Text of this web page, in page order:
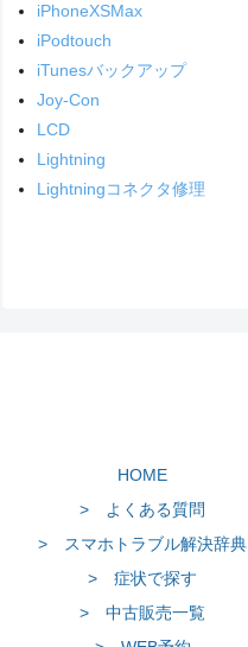
iPhoneXSMax
iPodtouch
iTunesバックアップ
Joy-Con
LCD
Lightning
Lightningコネクタ修理
HOME
> よくある質問
> スマホトラブル解決辞典
> 症状で探す
> 中古販売一覧